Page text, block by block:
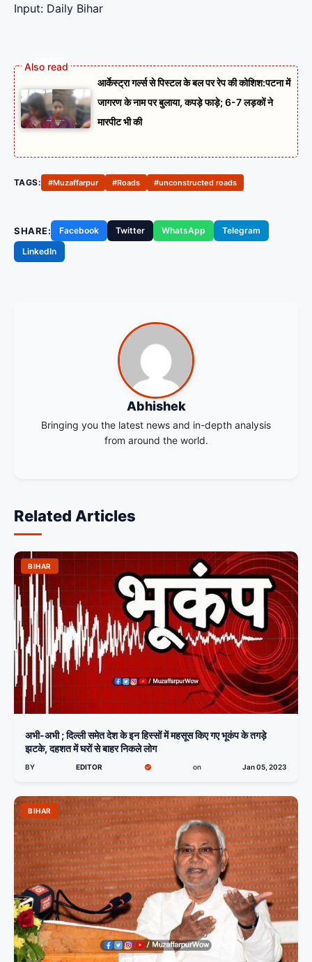
Input: Daily Bihar
आर्केस्ट्रा गर्ल्स से पिस्टल के बल पर रेप की कोशिश:पटना में
जागरण के नाम पर बुलाया, कपड़े फाड़े; 6-7 लड़कों ने
मारपीट भी की
TAGS: #Muzaffarpur #Roads #unconstructed roads
SHARE: Facebook Twitter WhatsApp
Telegram
LinkedIn
Abhishek
Bringing you the latest news and in-depth analysis
from around the world.
Related Articles
BIHAR
अभी-अभी ; दिल्ली समेत देश के इन हिस्सों में महसूस किए गए भूकंप के तगड़े
झटके, दहशत में घरों से बाहर निकले लोग
BY EDITOR on Jan 05, 2023
BIHAR